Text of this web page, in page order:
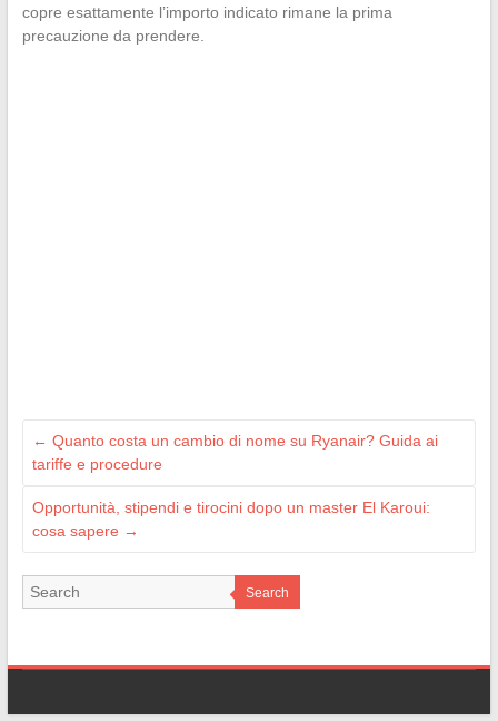
copre esattamente l’importo indicato rimane la prima
precauzione da prendere.
← Quanto costa un cambio di nome su Ryanair? Guida ai
tariffe e procedure
Opportunità, stipendi e tirocini dopo un master El Karoui:
cosa sapere →
Search